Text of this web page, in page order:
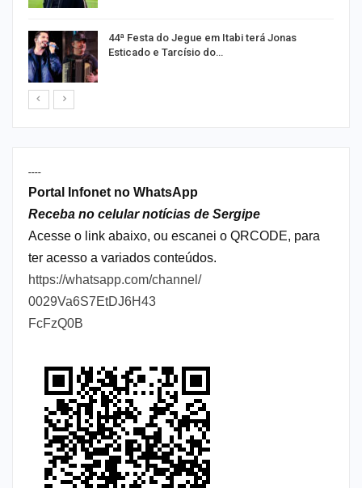
44ª Festa do Jegue em Itabi terá Jonas
Esticado e Tarcísio do…
----
Portal Infonet no WhatsApp
Receba no celular notícias de Sergipe
Acesse o link abaixo, ou escanei o QRCODE, para
ter acesso a variados conteúdos.
https://whatsapp.com/channel/
0029Va6S7EtDJ6H43
FcFzQ0B